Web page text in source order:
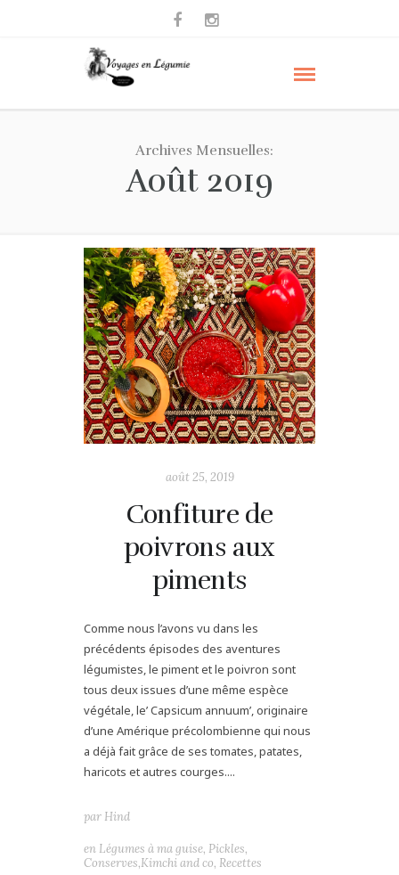
Archives Mensuelles:
Août 2019
août 25, 2019
Confiture de
poivrons aux
piments
Comme nous l’avons vu dans les
précédents épisodes des aventures
légumistes, le piment et le poivron sont
tous deux issues d’une même espèce
végétale, le’ Capsicum annuum’, originaire
d’une Amérique précolombienne qui nous
a déjà fait grâce de ses tomates, patates,
haricots et autres courges....
par Hind
en Légumes à ma guise, Pickles,
Conserves,Kimchi and co, Recettes